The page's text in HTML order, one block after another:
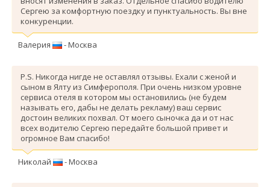
Сергею за комфортную поездку и пунктуальность. Вы вне
конкуренции.
Валерия - Москва
P.S. Никогда нигде не оставлял отзывы. Ехали с женой и
сыном в Ялту из Симферополя. При очень низком уровне
сервиса отеля в котором мы остановились (не будем
называть его, дабы не делать рекламу) ваш сервис
достоин великих похвал. От моего сыночка да и от нас
всех водителю Сергею передайте большой привет и
огромное Вам спасибо!
Николай - Москва